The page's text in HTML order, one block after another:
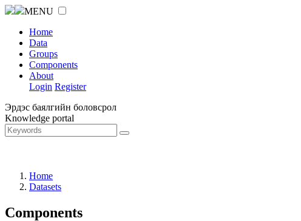
MENU
Home
Data
Groups
Components
About
Login Register
Эрдэс баялгийн боловсрол
Knowledge portal
Home
Datasets
Components